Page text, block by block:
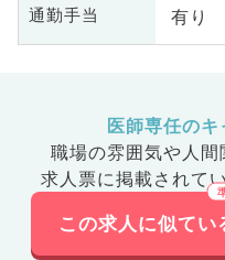
通勤手当 有り
医師専任の
職場の雰囲気や人間
求人票に掲載されて
この求人に似てい